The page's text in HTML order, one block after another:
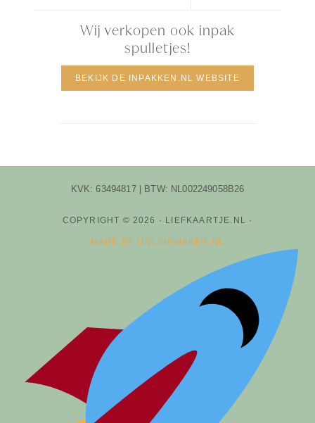
Wij verkopen ook inpak
spulletjes!
BEKIJK DE INPAKKEN.NL WEBSITE
KVK: 63494817 | BTW: NL002249058B26
COPYRIGHT © 2026 · LIEFKAARTJE.NL ·
MADE BY ONLINEMAKER.NL